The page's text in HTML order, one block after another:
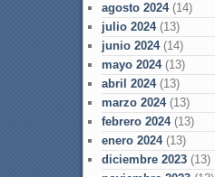
agosto 2024(14)
julio 2024(13)
junio 2024(14)
mayo 2024(13)
abril 2024(13)
marzo 2024(13)
febrero 2024(13)
enero 2024(13)
diciembre 2023(13)